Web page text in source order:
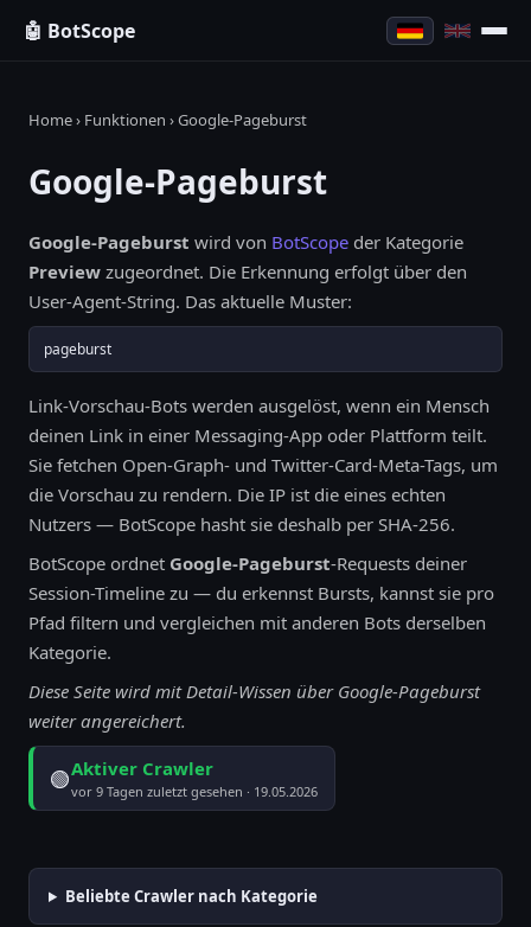
🤖 BotScope
Home› Funktionen › Google-Pageburst
Google-Pageburst
Google-Pageburst wird von BotScope der Kategorie
Preview zugeordnet. Die Erkennung erfolgt über den
User-Agent-String. Das aktuelle Muster:
pageburst
Link-Vorschau-Bots werden ausgelöst, wenn ein Mensch
deinen Link in einer Messaging-App oder Plattform teilt.
Sie fetchen Open-Graph- und Twitter-Card-Meta-Tags, um
die Vorschau zu rendern. Die IP ist die eines echten
Nutzers — BotScope hasht sie deshalb per SHA-256.
BotScope ordnet Google-Pageburst-Requests deiner
Session-Timeline zu — du erkennst Bursts, kannst sie pro
Pfad filtern und vergleichen mit anderen Bots derselben
Kategorie.
Diese Seite wird mit Detail-Wissen über Google-Pageburst
weiter angereichert.
🟢Aktiver Crawler
vor 9 Tagen zuletzt gesehen · 19.05.2026
Beliebte Crawler nach Kategorie